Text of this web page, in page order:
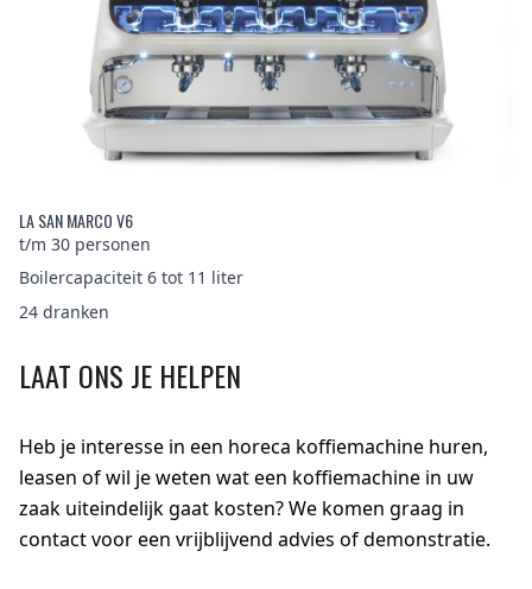
LA SAN MARCO V6
t/m 30 personen
Boilercapaciteit 6 tot 11 liter
24 dranken
LAAT ONS JE HELPEN
Heb je interesse in een horeca koffiemachine huren,
leasen of wil je weten wat een koffiemachine in uw
zaak uiteindelijk gaat kosten? We komen graag in
contact voor een vrijblijvend advies of demonstratie.